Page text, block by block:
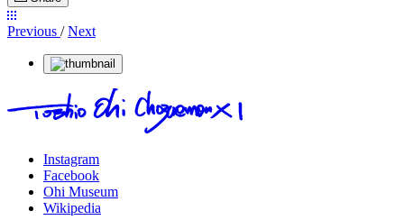
Previous / Next
Instagram
Facebook
Ohi Museum
Wikipedia